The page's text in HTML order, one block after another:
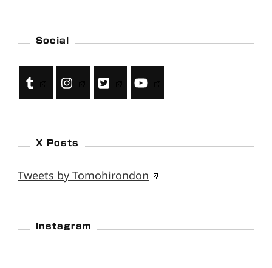
Social
X Posts
Tweets by Tomohirondon
Instagram